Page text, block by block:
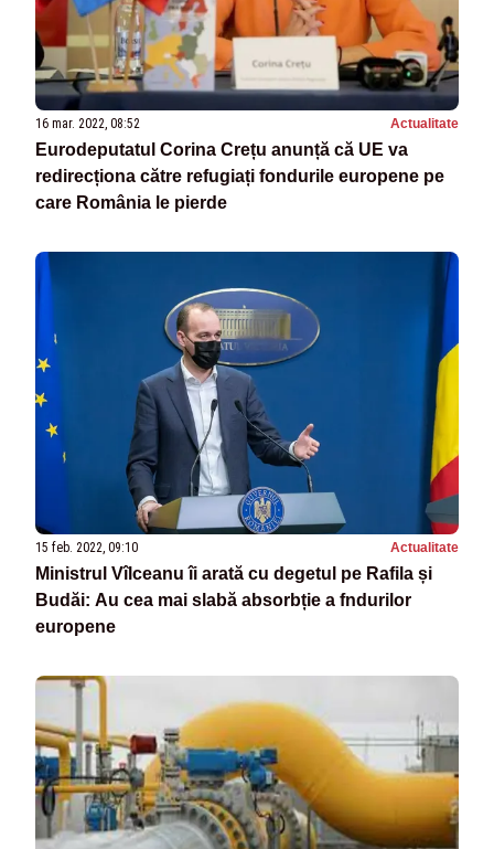
16 mar. 2022, 08:52 Actualitate
Eurodeputatul Corina Crețu anunță că UE va
redirecționa către refugiați fondurile europene pe
care România le pierde
15 feb. 2022, 09:10 Actualitate
Ministrul Vîlceanu îi arată cu degetul pe Rafila și
Budăi: Au cea mai slabă absorbție a fndurilor
europene